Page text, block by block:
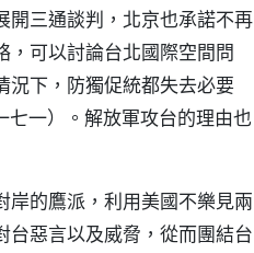
開三通談判，北京也承諾不再
，可以討論台北國際空間問
況下，防獨促統都失去必要
一）。解放軍攻台的理由也
岸的鷹派，利用美國不樂見兩
台惡言以及威脅，從而團結台